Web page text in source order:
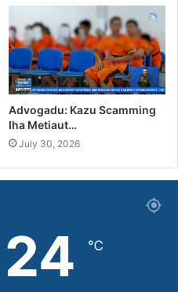
Advogadu: Kazu Scamming
Iha Metiaut…
July 30, 2026
24 ℃